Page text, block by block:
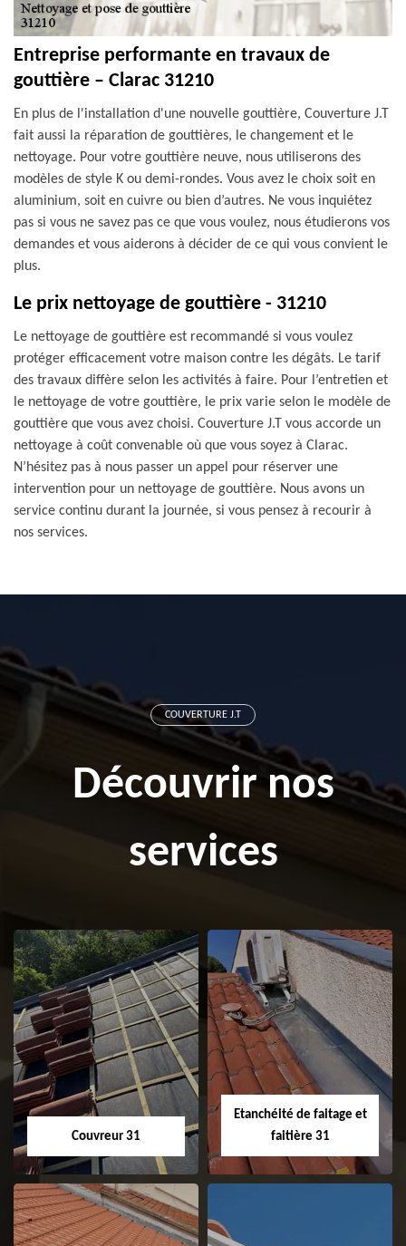
Entreprise performante en travaux de
gouttière – Clarac 31210
En plus de l'installation d'une nouvelle gouttière, Couverture J.T
fait aussi la réparation de gouttières, le changement et le
nettoyage. Pour votre gouttière neuve, nous utiliserons des
modèles de style K ou demi-rondes. Vous avez le choix soit en
aluminium, soit en cuivre ou bien d’autres. Ne vous inquiétez
pas si vous ne savez pas ce que vous voulez, nous étudierons vos
demandes et vous aiderons à décider de ce qui vous convient le
plus.
Le prix nettoyage de gouttière - 31210
Le nettoyage de gouttière est recommandé si vous voulez
protéger efficacement votre maison contre les dégâts. Le tarif
des travaux diffère selon les activités à faire. Pour l’entretien et
le nettoyage de votre gouttière, le prix varie selon le modèle de
gouttière que vous avez choisi. Couverture J.T vous accorde un
nettoyage à coût convenable où que vous soyez à Clarac.
N’hésitez pas à nous passer un appel pour réserver une
intervention pour un nettoyage de gouttière. Nous avons un
service continu durant la journée, si vous pensez à recourir à
nos services.
COUVERTURE J.T
Découvrir nos
services
Couvreur 31
Etanchéité de faitage et
faitière 31